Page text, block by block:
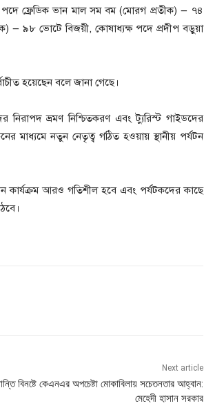
ফ্রেডিক ভান মাল সম বম (মোরগ প্রতীক) — ৭৪
— ৯৮ ভোটে বিজয়ী, কোষাধ্যক্ষ পদে প্রদীপ বড়ুয়া
হয়েছেন বলে জানা গেছে।
নিরাপদ ভ্রমণ নিশ্চিতকরণ এবং ট্যুরিস্ট গাইডদের
মাধ্যমে নতুন নেতৃত্ব গঠিত হওয়ায় স্থানীয় পর্যটন
কার্যক্রম আরও গতিশীল হবে এবং পর্যটকদের কাছে
Next article
বিনষ্টে কেএনএর অপচেষ্টা মোকাবিলায় সচেতনতার আহ্বান:
মেহেদী হাসান সরকার